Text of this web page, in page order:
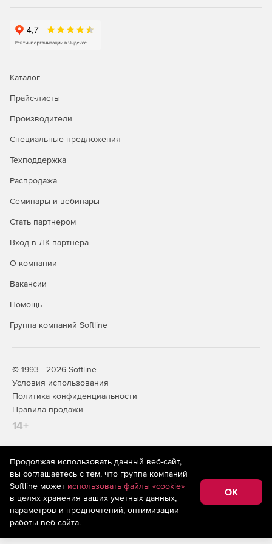
Каталог
Прайс-листы
Производители
Специальные предложения
Техподдержка
Распродажа
Семинары и вебинары
Стать партнером
Вход в ЛК партнера
О компании
Вакансии
Помощь
Группа компаний Softline
© 1993—2026 Softline
Условия использования
Политика конфиденциальности
Правила продажи
14+
На информационном ресурсе store.softline.ru применяются
рекомендательные технологии(информационные технологии
предоставления информации на основе сбора,
систематизации и анализа сведений, относящихся к
предпочтениям пользователей сети «Интернет»,
находящихся на территории Российской Федерации)
Продолжая использовать данный веб-сайт,
вы соглашаетесь с тем, что группа компаний
Softline может использовать файлы «cookie»
в целях хранения ваших учетных данных,
параметров и предпочтений, оптимизации
работы веб-сайта.
OK